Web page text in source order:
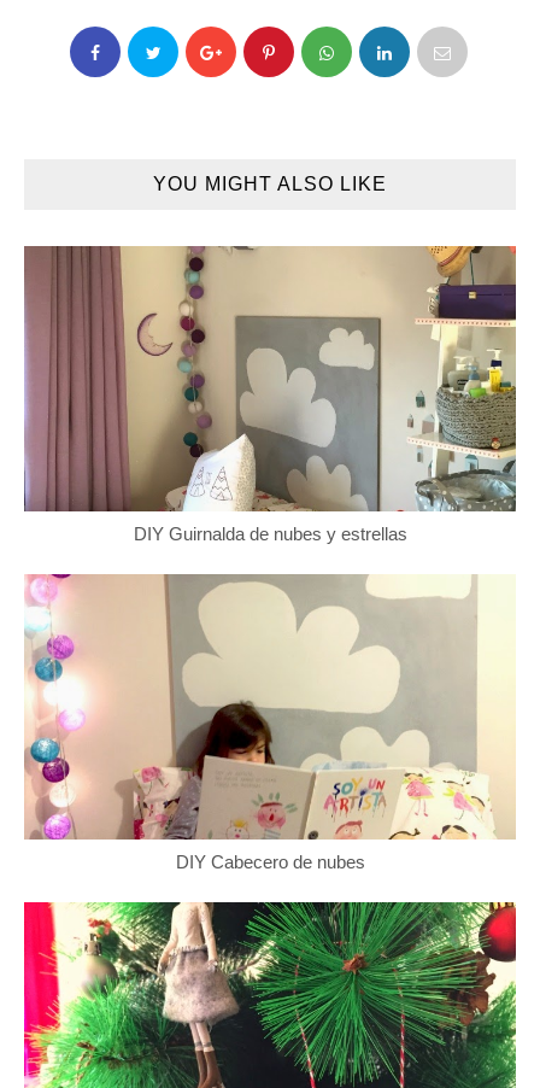
YOU MIGHT ALSO LIKE
DIY Guirnalda de nubes y estrellas
DIY Cabecero de nubes